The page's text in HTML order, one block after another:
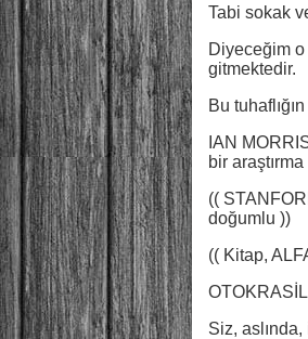
Tabi sokak
Diyeceğim
gitmektedir.
Bu
IAN
bir araştırma
((
doğumlu ))
(( Kitap,
Siz,